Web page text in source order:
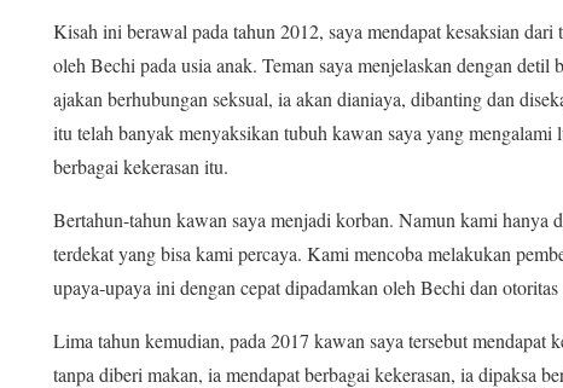
Kisah ini berawal pada tahun 2012, saya mendapat kesaksian
oleh Bechi pada usia anak. Teman saya menjelaskan dengan
ajakan berhubungan seksual, ia akan dianiaya, dibanting dan
itu telah banyak menyaksikan tubuh kawan saya yang
berbagai kekerasan itu.
Bertahun-tahun kawan saya menjadi korban. Namun kami hanya
terdekat yang bisa kami percaya. Kami mencoba melakukan
upaya-upaya ini dengan cepat dipadamkan oleh Bechi dan
Lima tahun kemudian, pada 2017 kawan saya tersebut mendapat
tanpa diberi makan, ia mendapat berbagai kekerasan, ia dipaksa